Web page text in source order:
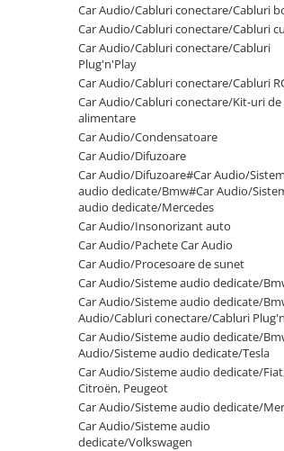
Insonorizant Auto
Vibro absorbant
Subwoofer
Electrice, Electronice Auto
Accesorii alarme auto
Alarme auto Alarme masina
Detectoare Radar
Senzori parcare auto
Echipamente atelier
Consumabile Service
Instrumente Atelier
Set clipsuri auto de plastic
Piese si accesorii
Amortizoare hayon
Accesorii auto
Incalzire scaune
Car Audio/Cabluri conectare/Cabluri
Car Audio/Cabluri conectare/Cabluri
Car Audio/Cabluri conectare/Cabluri
Plug'n'Play
Car Audio/Cabluri conectare/Cabluri
Car Audio/Cabluri conectare/Kit-uri de
alimentare
Car Audio/Condensatoare
Car Audio/Difuzoare
Car Audio/Difuzoare#Car Audio/
audio dedicate/Bmw#Car Audio/
audio dedicate/Mercedes
Car Audio/Insonorizant auto
Car Audio/Pachete Car Audio
Car Audio/Procesoare de sunet
Car Audio/Sisteme audio dedicate/
Car Audio/Sisteme audio dedicate/
Audio/Cabluri conectare/Cabluri
Car Audio/Sisteme audio dedicate/
Audio/Sisteme audio dedicate/Tesla
Car Audio/Sisteme audio dedicate/
Citroën, Peugeot
Car Audio/Sisteme audio dedicate/
Car Audio/Sisteme audio
dedicate/Volkswagen